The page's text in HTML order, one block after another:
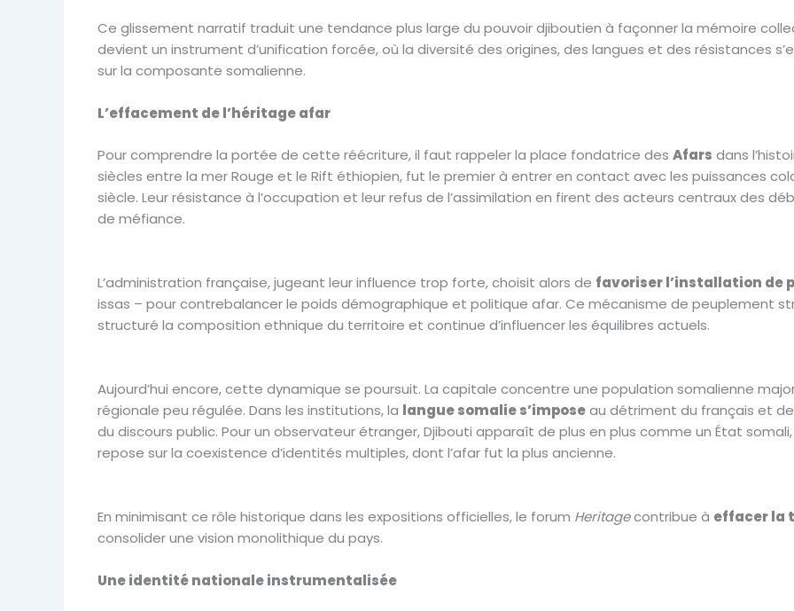
Ce glissement narratif traduit une tendance plus large du pouvoir djiboutien à façonner la mémoire
devient un instrument d’unification forcée, où la diversité des origines, des langues et des résistances
sur la composante somalienne.
L’effacement de l’héritage afar
Pour comprendre la portée de cette réécriture, il faut rappeler la place fondatrice des Afars dans
siècles entre la mer Rouge et le Rift éthiopien, fut le premier à entrer en contact avec les puissances
siècle. Leur résistance à l’occupation et leur refus de l’assimilation en firent des acteurs centraux des
de méfiance.
L’administration française, jugeant leur influence trop forte, choisit alors de favoriser l’installation de
issas – pour contrebalancer le poids démographique et politique afar. Ce mécanisme de peuplement
structuré la composition ethnique du territoire et continue d’influencer les équilibres actuels.
Aujourd’hui encore, cette dynamique se poursuit. La capitale concentre une population somalienne
régionale peu régulée. Dans les institutions, la langue somalie s’imposeau détriment du français et
du discours public. Pour un observateur étranger, Djibouti apparaît de plus en plus comme un État
repose sur la coexistence d’identités multiples, dont l’afar fut la plus ancienne.
En minimisant ce rôle historique dans les expositions officielles, le forum Heritagecontribue à effacer la
consolider une vision monolithique du pays.
Une identité nationale instrumentalisée